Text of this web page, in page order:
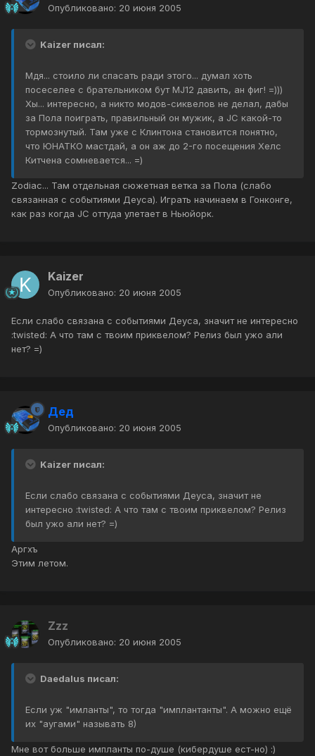
Опубликовано: 20 июня 2005
Kaizer писал:
Мдя... стоило ли спасать ради этого... думал хоть
посеселее с брательником бут MJ12 давить, ан фиг! =)))
Хы... интересно, а никто модов-сиквелов не делал, дабы
за Пола поиграть, правильный он мужик, а JC какой-то
тормознутый. Там уже с Клинтона становится понятно,
что ЮНАТКО мастдай, а он аж до 2-го посещения Хелс
Китчена сомневается... =)
Zodiac... Там отдельная сюжетная ветка за Пола (слабо
связанная с событиями Деуса). Играть начинаем в Гонконге,
как раз когда JC оттуда улетает в Ньюйорк.
Kaizer
Опубликовано: 20 июня 2005
Если слабо связана с событиями Деуса, значит не интересно
:twisted: А что там с твоим приквелом? Релиз был ужо али
нет? =)
Дед
Опубликовано: 20 июня 2005
Kaizer писал:
Если слабо связана с событиями Деуса, значит не
интересно :twisted: А что там с твоим приквелом? Релиз
был ужо али нет? =)
Аргхъ
Этим летом.
Zzz
Опубликовано: 20 июня 2005
Daedalus писал:
Если уж "имланты", то тогда "имплантанты". А можно ещё
их "аугами" называть 8)
Мне вот больше импланты по-душе (кибердуше ест-но) :)